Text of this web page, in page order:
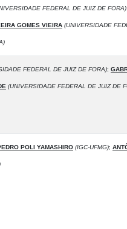
FEDERAL DE JUIZ DE FORA)
GOMES VIEIRA (UNIVERSIDADE
FEDERAL DE JUIZ DE FORA);
(UNIVERSIDADE FEDERAL DE JUIZ DE
POLI YAMASHIRO (IGC-UFMG);